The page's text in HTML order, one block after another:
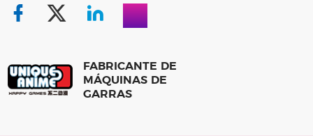
FABRICANTE DE
MÁQUINAS DE
GARRAS